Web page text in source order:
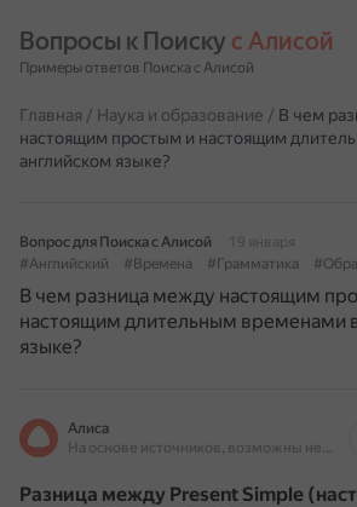
Вопросы к Поиску с Алисой
Примеры ответов Поиска с Алисой
Главная / Наука и образование / В чем
настоящим простым и настоящим
английском языке?
Вопрос для Поиска с Алисой
19 января
#Английский
#Времена #Грамматика
В чем разница между настоящим
настоящим длительным временами
языке?
Алиса
На основе источников, возможны неточности
Разница между Present Simple